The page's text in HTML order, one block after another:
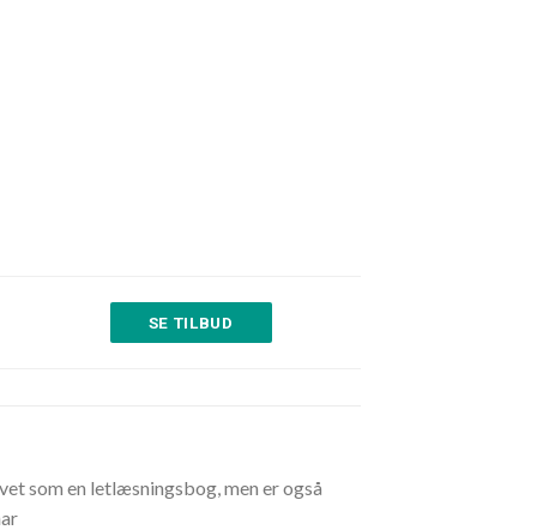
SE TILBUD
som en letlæsningsbog, men er også